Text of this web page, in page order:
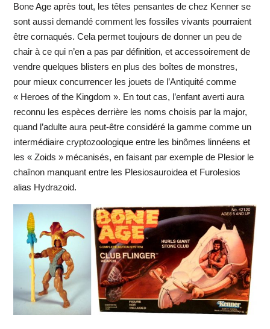
Bone Age après tout, les têtes pensantes de chez Kenner se
sont aussi demandé comment les fossiles vivants pourraient
être cornaqués. Cela permet toujours de donner un peu de
chair à ce qui n’en a pas par définition, et accessoirement de
vendre quelques blisters en plus des boîtes de monstres,
pour mieux concurrencer les jouets de l’Antiquité comme
« Heroes of the Kingdom ». En tout cas, l’enfant averti aura
reconnu les espèces derrière les noms choisis par la major,
quand l’adulte aura peut-être considéré la gamme comme un
intermédiaire cryptozoologique entre les binômes linnéens et
les « Zoids » mécanisés, en faisant par exemple de Plesior le
chaînon manquant entre les Plesiosauroidea et Furolesios
alias Hydrazoid.